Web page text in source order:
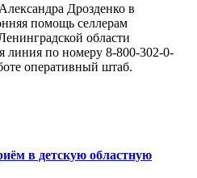
Дрозденко в
помощь селлерам
области
линия по номеру 8-800-302-0-
оперативный штаб.
в детскую областную